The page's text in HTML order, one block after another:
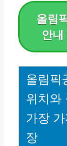
올림
안
올림픽
위치와
가장
장